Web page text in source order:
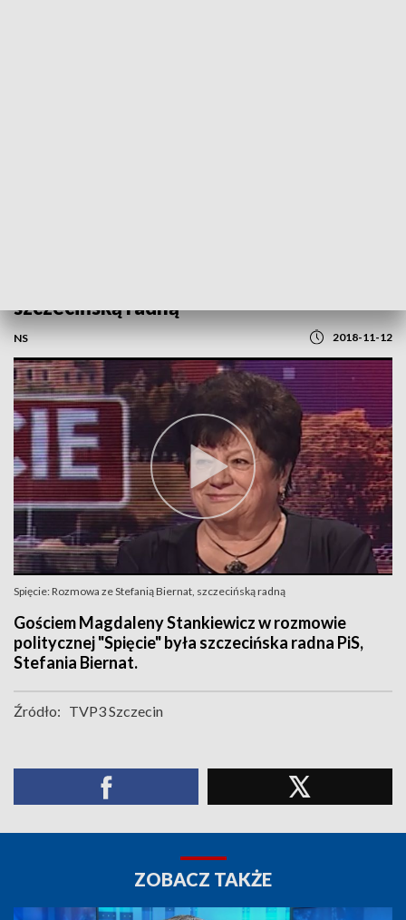
szczecińską radną
NS 2018-11-12
Spięcie: Rozmowa ze Stefanią Biernat, szczecińską radną
Gościem Magdaleny Stankiewicz w rozmowie
politycznej "Spięcie" była szczecińska radna PiS,
Stefania Biernat.
Źródło: TVP3 Szczecin
ZOBACZ TAKŻE